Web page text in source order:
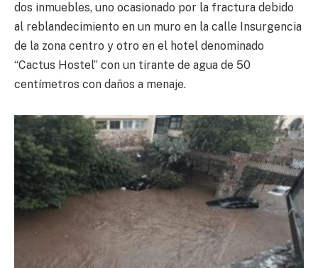
dos inmuebles, uno ocasionado por la fractura debido
al reblandecimiento en un muro en la calle Insurgencia
de la zona centro y otro en el hotel denominado
“Cactus Hostel” con un tirante de agua de 50
centímetros con daños a menaje.